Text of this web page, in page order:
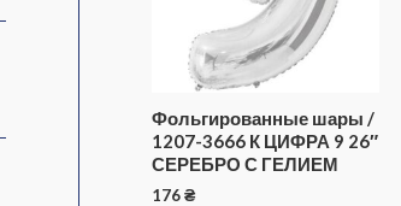
Фольгированные шары /
1207-3666 К ЦИФРА 9 26″
СЕРЕБРО С ГЕЛИЕМ
176₴